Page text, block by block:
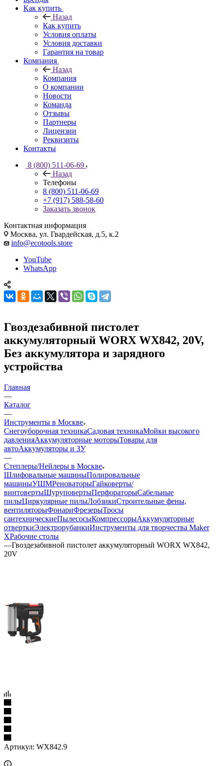
Как купить
Назад
Как купить
Условия оплаты
Условия доставки
Гарантия на товар
Компания
Назад
Компания
О компании
Новости
Команда
Отзывы
Партнеры
Лицензии
Реквизиты
Контакты
8 (800) 511-06-69
Назад
Телефоны
8 (800) 511-06-69
+7 (917) 588-58-60
Заказать звонок
Контактная информация
Москва, ул. Гвардейская, д.5, к.2
info@ecotools.store
YouTube
WhatsApp
Гвоздезабивной пистолет
аккумуляторный WORX WX842, 20V,
Без аккумулятора и зарядного
устройства
Главная
—
Каталог
—
Инструменты в Москве
Снегоуборочная техникаСадовая техникаМойки высокого
давленияАккумуляторные моторыТовары для
автоАккумуляторы и ЗУ
—
Степлеры/Нейлеры в Москве
Шлифовальные машиныПолировальные
машиныУШМРеноваторыГайковерты/
винтовертыШуруповертыПерфораторыСабельные
пилыЦиркулярные пилыЛобзикиСтроительные фены,
вентиляторыФонариФрезерыТросы
сантехническиеПылесосыКомпрессорыАккумуляторные
отверткиЭлектрорубанкиИнструменты для творчества Maker
XРабочие столы
—Гвоздезабивной пистолет аккумуляторный WORX WX842,
20V
Артикул: WX842.9